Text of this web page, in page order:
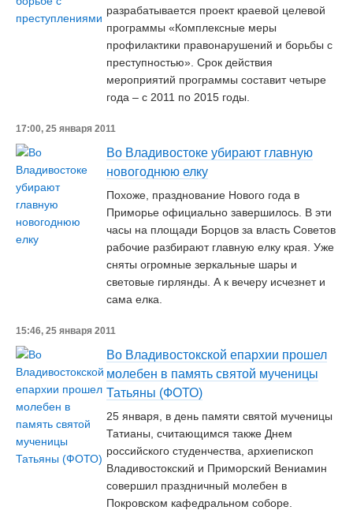
разрабатывается проект краевой целевой
программы «Комплексные меры
профилактики правонарушений и борьбы с
преступностью». Срок действия
мероприятий программы составит четыре
года – с 2011 по 2015 годы.
17:00, 25 января 2011
Во Владивостоке убирают главную
новогоднюю елку
Похоже, празднование Нового года в
Приморье официально завершилось. В эти
часы на площади Борцов за власть Советов
рабочие разбирают главную елку края. Уже
сняты огромные зеркальные шары и
световые гирлянды. А к вечеру исчезнет и
сама елка.
15:46, 25 января 2011
Во Владивостокской епархии прошел
молебен в память святой мученицы
Татьяны (ФОТО)
25 января, в день памяти святой мученицы
Татианы, считающимся также Днем
российского студенчества, архиепископ
Владивостокский и Приморский Вениамин
совершил праздничный молебен в
Покровском кафедральном соборе.